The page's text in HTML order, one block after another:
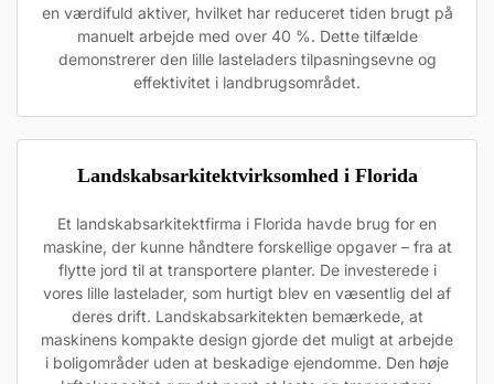
en værdifuld aktiver, hvilket har reduceret tiden brugt på
manuelt arbejde med over 40 %. Dette tilfælde
demonstrerer den lille lasteladers tilpasningsevne og
effektivitet i landbrugsområdet.
Landskabsarkitektvirksomhed i Florida
Et landskabsarkitektfirma i Florida havde brug for en
maskine, der kunne håndtere forskellige opgaver – fra at
flytte jord til at transportere planter. De investerede i
vores lille lastelader, som hurtigt blev en væsentlig del af
deres drift. Landskabsarkitekten bemærkede, at
maskinens kompakte design gjorde det muligt at arbejde
i boligområder uden at beskadige ejendomme. Den høje